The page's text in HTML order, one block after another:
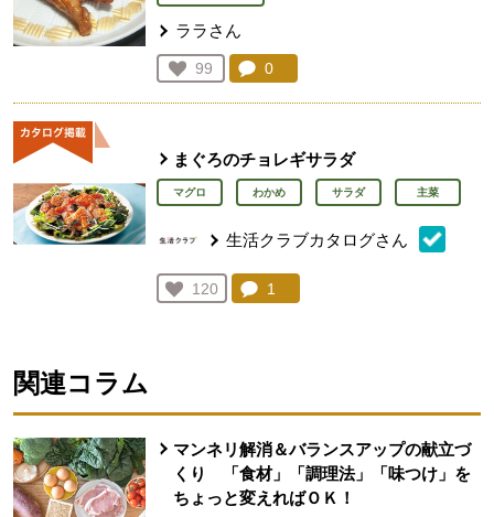
ララさん
お気に入り登録：
99
人が登録
コメント：
0
まぐろのチョレギサラダ
マグロ わかめ サラダ 主菜
生活クラブカタログさん
お気に入り登録：
120
人が登録
コメント：
1
関連コラム
マンネリ解消＆バランスアップの献立づ
くり 「食材」「調理法」「味つけ」を
ちょっと変えればＯＫ！